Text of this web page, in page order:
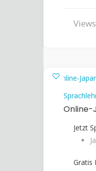
Online-
Jetzt
Gratis